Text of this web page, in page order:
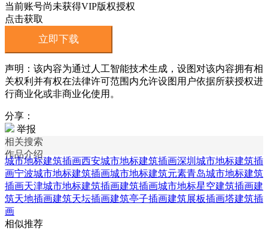
当前账号尚未获得VIP版权授权
点击获取
立即下载
声明：该内容为通过人工智能技术生成，设图对该内容拥有相
关权利并有权在法律许可范围内允许设图用户依据所获授权进
行商业化或非商业化使用。
分享：
举报
相关搜索
作品介绍
城市地标建筑插画西安城市地标建筑插画深圳城市地标建筑插
画宁波城市地标建筑插画城市地标建筑元素青岛城市地标建筑
插画天津城市地标建筑插画建筑插画城市地标星空建筑插画建
筑天地插画建筑天坛插画建筑亭子插画建筑展板插画塔建筑插
画
相似推荐